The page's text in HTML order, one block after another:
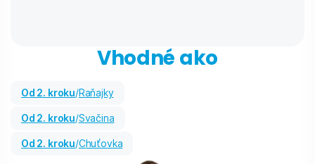
Vhodné ako
od 2. kroku/ Raňajky
od 2. kroku/ Svačina
od 2. kroku/ Chuťovka